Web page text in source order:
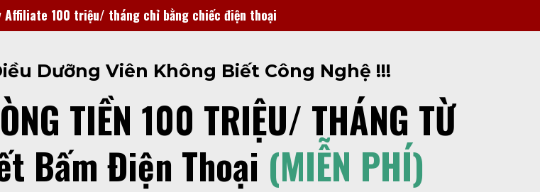
Affiliate 100 triệu/ tháng chỉ bằng chiếc điện thoại
Dưỡng Viên Không Biết Công Nghệ !!!
TIỀN 100 TRIỆU/ THÁNG TỪ
Bấm Điện Thoại (MIỄN PHÍ)